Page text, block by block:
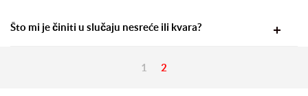
Što mi je činiti u slučaju nesreće ili kvara?
1 2